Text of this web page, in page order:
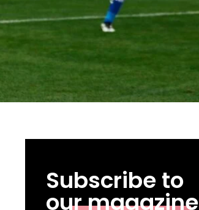
Subscribe to
our magazine